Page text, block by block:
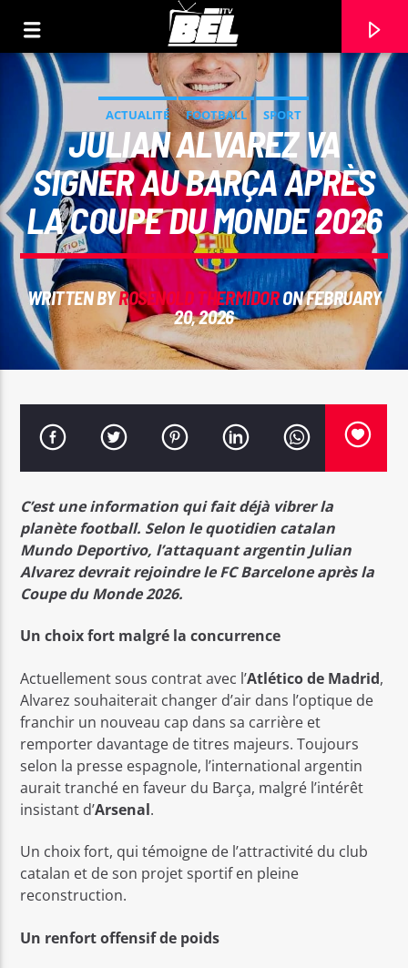
CURRENT TRACK
TITLE
Bel Tv Radio
ACTUALITÉ FOOTBALL SPORT
JULIAN ALVAREZ VA
SIGNER AU BARÇA APRÈS
LA COUPE DU MONDE 2026
WRITTEN BYROSENOLD THERMIDORON FEBRUARY
20, 2026
C’est une information qui fait déjà vibrer la
planète football. Selon le quotidien catalan
Mundo Deportivo, l’attaquant argentin Julian
Alvarez devrait rejoindre le FC Barcelone après la
Coupe du Monde 2026.
Un choix fort malgré la concurrence
Actuellement sous contrat avec l’Atlético de Madrid,
Alvarez souhaiterait changer d’air dans l’optique de
franchir un nouveau cap dans sa carrière et
remporter davantage de titres majeurs. Toujours
selon la presse espagnole, l’international argentin
aurait tranché en faveur du Barça, malgré l’intérêt
insistant d’Arsenal.
Un choix fort, qui témoigne de l’attractivité du club
catalan et de son projet sportif en pleine
reconstruction.
Un renfort offensif de poids